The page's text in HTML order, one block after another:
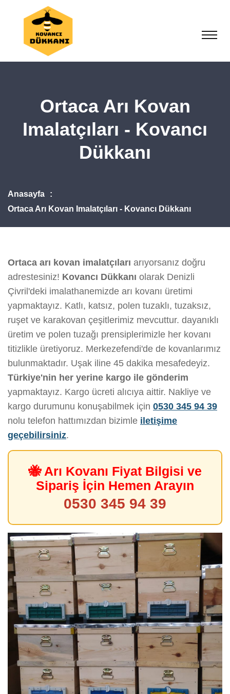
Ortaca Arı Kovan
Imalatçıları - Kovancı
Dükkanı
Anasayfa
Ortaca Arı Kovan Imalatçıları - Kovancı Dükkanı
Ortaca arı kovan imalatçıları arıyorsanız doğru
adrestesiniz! Kovancı Dükkanı olarak Denizli
Çivril'deki imalathanemizde arı kovanı üretimi
yapmaktayız. Katlı, katsız, polen tuzaklı, tuzaksız,
ruşet ve karakovan çeşitlerimiz mevcuttur. dayanıklı
üretim ve polen tuzağı prensiplerimizle her kovanı
titizlikle üretiyoruz. Merkezefendi'de de kovanlarımız
bulunmaktadır. Uşak iline 45 dakika mesafedeyiz.
Türkiye'nin her yerine kargo ile gönderim
yapmaktayız. Kargo ücreti alıcıya aittir. Nakliye ve
kargo durumunu konuşabilmek için 0530 345 94 39
nolu telefon hattımızdan bizimle iletişime
geçebilirsiniz.
🐝 Arı Kovanı Fiyat Bilgisi ve
Sipariş İçin Hemen Arayın
0530 345 94 39